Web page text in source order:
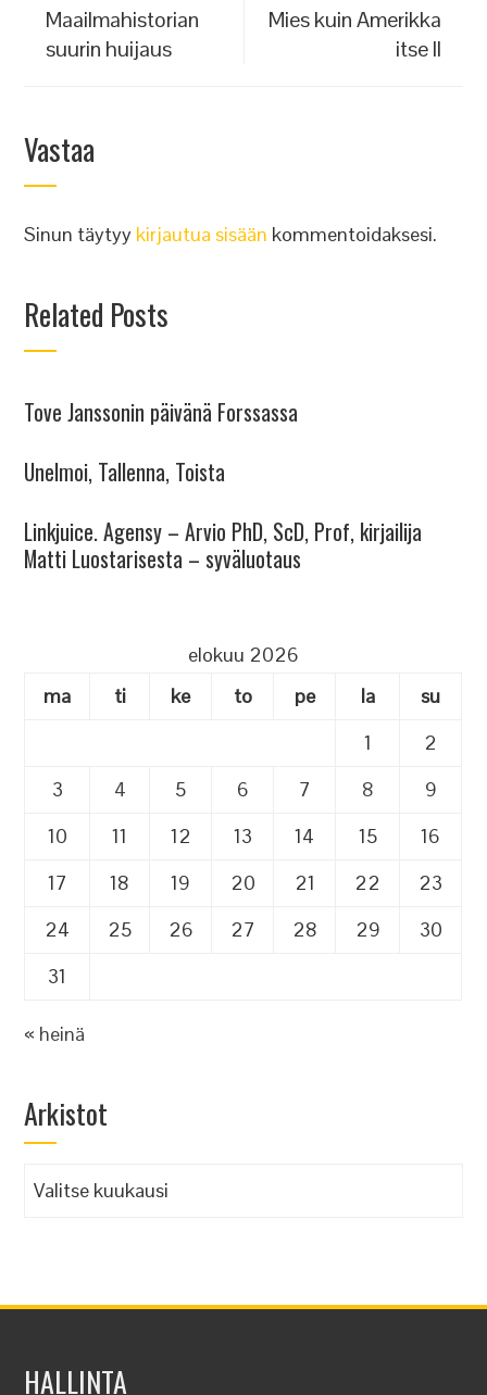
Maailmahistorian
suurin huijaus
Mies kuin Amerikka
itse II
Vastaa
Sinun täytyy kirjautua sisään kommentoidaksesi.
Related Posts
Tove Janssonin päivänä Forssassa
Unelmoi, Tallenna, Toista
Linkjuice. Agensy – Arvio PhD, ScD, Prof, kirjailija
Matti Luostarisesta – syväluotaus
elokuu 2026
ma
ti ke to pe la
su
1
2
3
4 5 6 7 8
9
10
11 12 13 14 15
16
17
18 19 20 21 22
23
24
25 26 27 28 29
30
31
« heinä
Arkistot
Arkistot
HALLINTA